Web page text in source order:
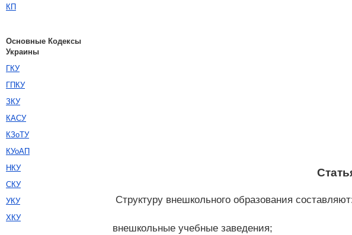
Структуру внешкольного образования
внешкольные учебные заведения;
КП
Основные Кодексы
Украины
ГКУ
ГПКУ
ЗКУ
КАСУ
КЗоТУ
КУоАП
НКУ
СКУ
УКУ
ХКУ